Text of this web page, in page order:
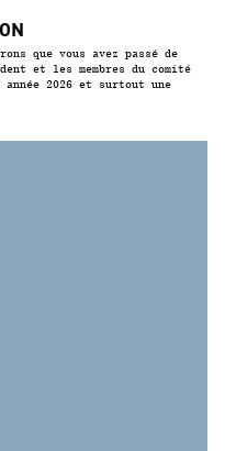
que vous avez passé de
et les membres du comité
année 2026 et surtout une